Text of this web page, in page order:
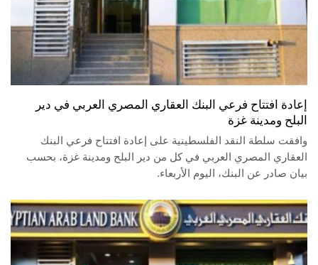
إعادة افتتاح فرعي البنك العقاري المصري العربي في دير
البلح ومدينة غزة
وافقت سلطة النقد الفلسطينية على إعادة افتتاح فرعي البنك
العقاري المصري العربي في كل من دير البلح ومدينة غزة، بحسب
بيان صادر عن البنك، اليوم الأربعاء.